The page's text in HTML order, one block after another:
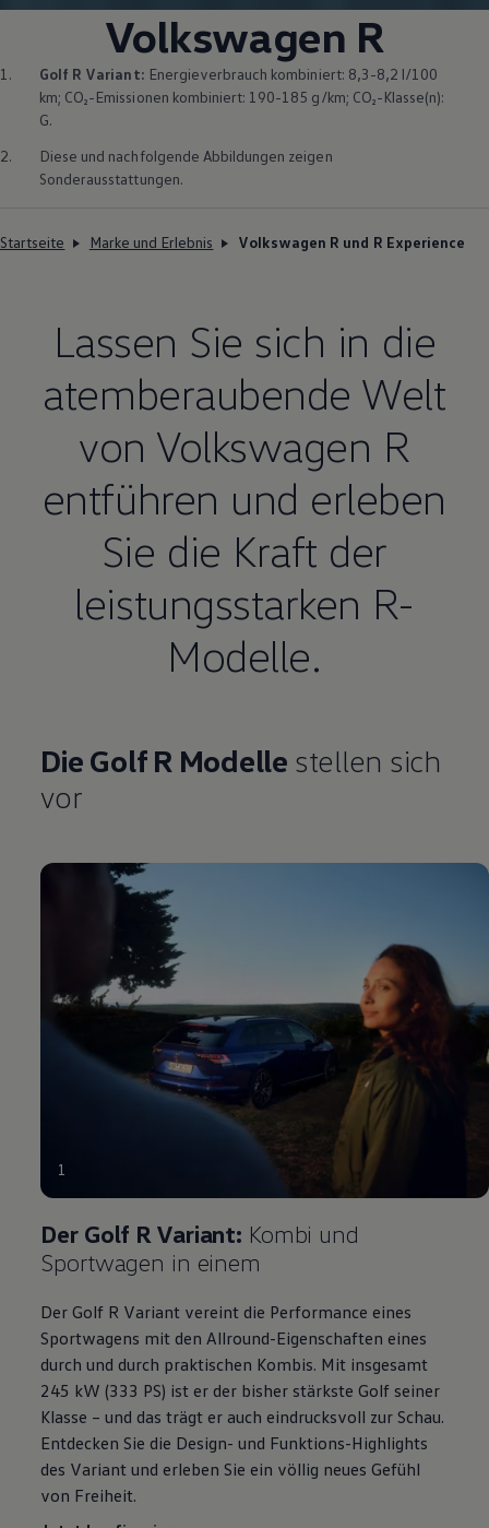
Volkswagen R
1. Golf R Variant: Energieverbrauch kombiniert: 8,3-8,2 l/100
km; CO₂-Emissionen kombiniert: 190-185 g/km; CO₂-Klasse(n):
G.
2.
Diese und nachfolgende Abbildungen zeigen
Sonderausstattungen.
Startseite Marke und Erlebnis Volkswagen R und R Experience
Lassen Sie sich in die
atemberaubende Welt
von Volkswagen R
entführen und erleben
Sie die Kraft der
leistungsstarken R-
Modelle.
Die GolfR Modelle stellen sich
vor
1
Der Golf RVariant: Kombi und
Sportwagen in einem
Der Golf R Variant vereint die Performance eines
Sportwagens mit den Allround-Eigenschaften eines
durch und durch praktischen Kombis. Mit insgesamt
245 kW (333 PS) ist er der bisher stärkste Golf seiner
Klasse – und das trägt er auch eindrucksvoll zur Schau.
Entdecken Sie die Design- und Funktions-Highlights
des Variant und erleben Sie ein völlig neues Gefühl
von Freiheit.